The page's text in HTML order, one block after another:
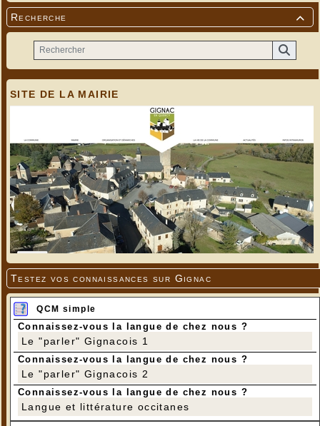

Recherche
SITE DE LA MAIRIE
Testez vos connaissances sur Gignac
QCM simple
Connaissez-vous la langue de chez nous ?
Le "parler" Gignacois 1
Connaissez-vous la langue de chez nous ?
Le "parler" Gignacois 2
Connaissez-vous la langue de chez nous ?
Langue et littérature occitanes
Rouge-Queue à front blanc - Redstart - Gekraagde
roodstaart
---